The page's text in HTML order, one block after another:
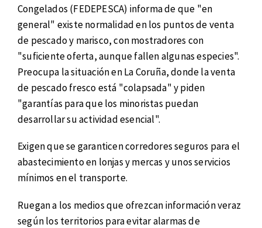
Congelados (FEDEPESCA) informa de que "en
general" existe normalidad en los puntos de venta
de pescado y marisco, con mostradores con
"suficiente oferta, aunque fallen algunas especies".
Preocupa la situación en La Coruña, donde la venta
de pescado fresco está "colapsada" y piden
"garantías para que los minoristas puedan
desarrollar su actividad esencial".
Exigen que se garanticen corredores seguros para el
abastecimiento en lonjas y mercas y unos servicios
mínimos en el transporte.
Ruegan a los medios que ofrezcan información veraz
según los territorios para evitar alarmas de